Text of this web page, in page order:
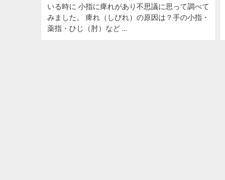
いる時に 小指に痺れがあり不思議に思って調べて
みました。 痺れ（しびれ）の原因は？手の小指・
薬指・ひじ（肘）など ...